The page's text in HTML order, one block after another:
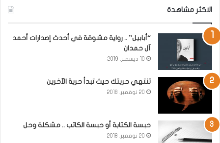
الاكثر مشاهدة
“أبابيل” .. رواية مشوقة في أحدث إصدارات أحمد
آل حمدان
10 ديسمبر، 2019
تنتهي حريتك حيث تبدأ حرية الآخرين
20 نوفمبر، 2018
حبسة الكتابة أو حبسة الكاتب .. مشكلة وحل
20 نوفمبر، 2018